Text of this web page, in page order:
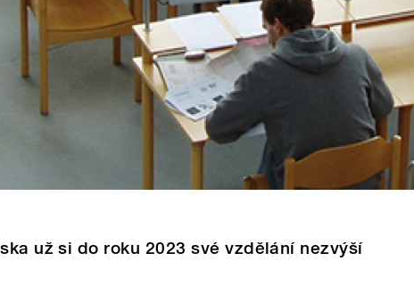
už si do roku 2023 své vzdělání nezvýší